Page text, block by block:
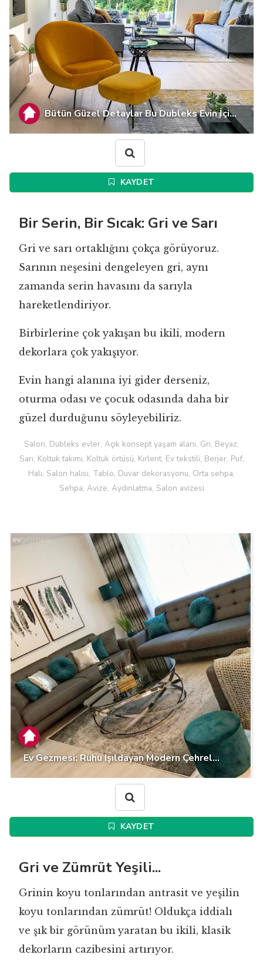
Bütün Güzel Detaylar Bu Dubleks Evin İçi...
KAYDET
Bir Serin, Bir Sıcak: Gri ve Sarı
Gri ve sarı ortaklığını çokça görüyoruz.
Sarının neşesini dengeleyen gri, aynı
zamanda serin havasını da sarıyla
hareketlendiriyor.
Birbirlerine çok yakışan bu ikili, modern
dekorlara çok yakışıyor.
Evin hangi alanına iyi gider derseniz,
oturma odası ve çocuk odasında daha bir
güzel durduğunu söyleyebiliriz.
Salon, Dubleks evler, Açık konsept yaşam alanı, Gri, Beyaz,
Sarı, Koltuk takımı, Koltuk örtüsü, Kırlent, Ev tekstili, Berjer, Puf,
Halı, Salon halısı, Tablo, Duvar dekorasyonu, Orta sehpa,
Sehpa, Avize, Aydınlatma, Salon avizesi
Ev Gezmesi: Ruhu Işıldayan Modern Çehrel...
KAYDET
Gri ve Zümrüt Yeşili...
Grinin koyu tonlarından antrasit ve yeşilin
koyu tonlarından zümrüt! Oldukça iddialı
ve şık bir görünüm yaratan bu ikili, klasik
dekorların cazibesini artırıyor.